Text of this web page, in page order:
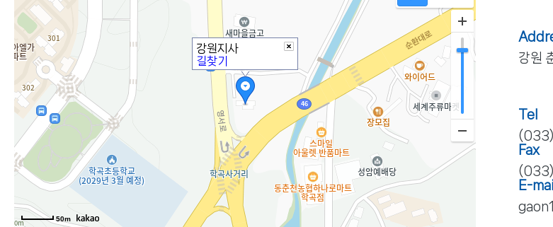
강원지사
길찾기
50m
강원
Tel
Fax
E-mail